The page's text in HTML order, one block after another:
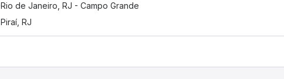
Rio de Janeiro, RJ - Campo Grande
Piraí, RJ